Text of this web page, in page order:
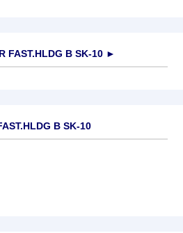
FAST.HLDG B SK-10 ►
B SK-10